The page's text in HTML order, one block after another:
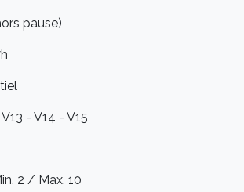
pause)
V13 - V14 - V15
2 / Max. 10